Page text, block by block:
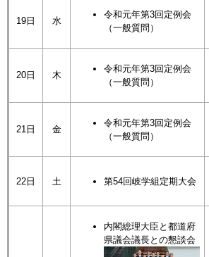
19日 水
令和元年第3回定例会
（一般質問）
20日 木
令和元年第3回定例会
（一般質問）
21日 金
令和元年第3回定例会
（一般質問）
22日 土 第54回岐学組定期大会
内閣総理大臣と都道府
県議会議長との懇談会